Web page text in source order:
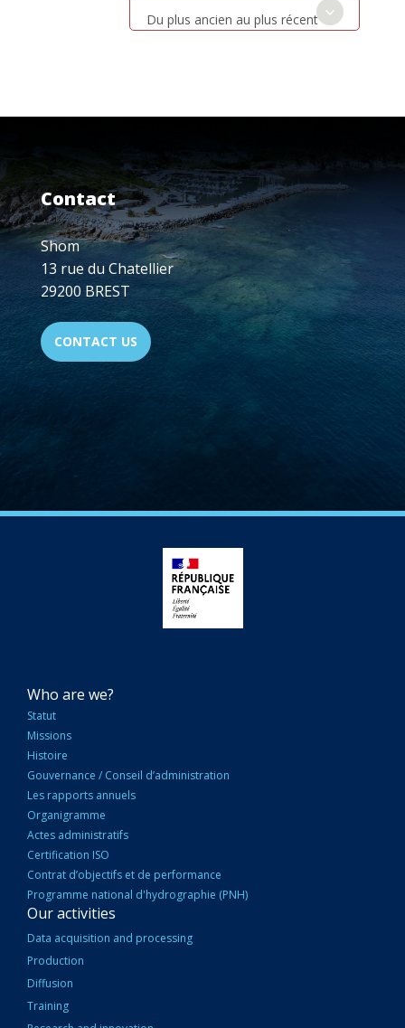
Du plus ancien au plus récent
Contact
Shom
13 rue du Chatellier
29200 BREST
CONTACT US
NAVIGATION
PRINCIPALE
Who are we?
Statut
Missions
Histoire
Gouvernance / Conseil d’administration
Les rapports annuels
Organigramme
Actes administratifs
Certification ISO
Contrat d’objectifs et de performance
Programme national d'hydrographie (PNH)
Our activities
Data acquisition and processing
Production
Diffusion
Training